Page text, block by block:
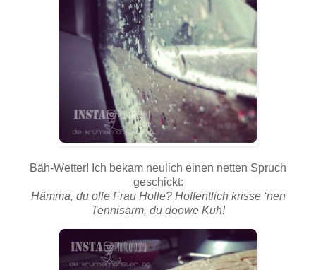
Bäh-Wetter! Ich bekam neulich einen netten Spruch
geschickt:
Hämma, du olle Frau Holle? Hoffentlich krisse ‘nen
Tennisarm, du doowe Kuh!